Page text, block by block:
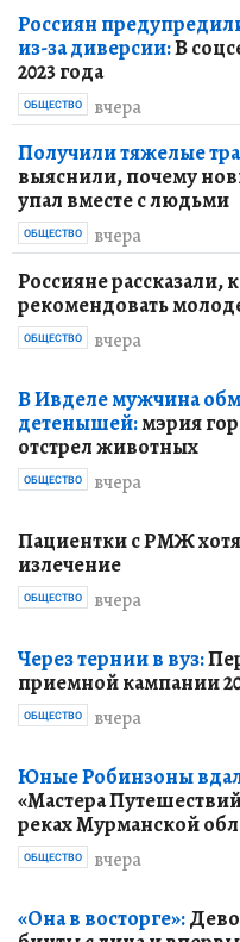
Россиян
из-за диверсии:В
2023 года
вчера
ОБЩЕСТВО
Получили тяжелые
выяснили, почему
упал вместе с людьми
вчера
ОБЩЕСТВО
Россияне рассказали,
рекомендовать
вчера
ОБЩЕСТВО
В Ивделе мужчина
детенышей:мэрия
отстрел животных
вчера
ОБЩЕСТВО
Пациентки с РМЖ
излечение
вчера
ОБЩЕСТВО
Через тернии в вуз:
приемной кампании
вчера
ОБЩЕСТВО
Юные Робинзоны
«Мастера
реках Мурманской
вчера
ОБЩЕСТВО
«Она в восторге»: